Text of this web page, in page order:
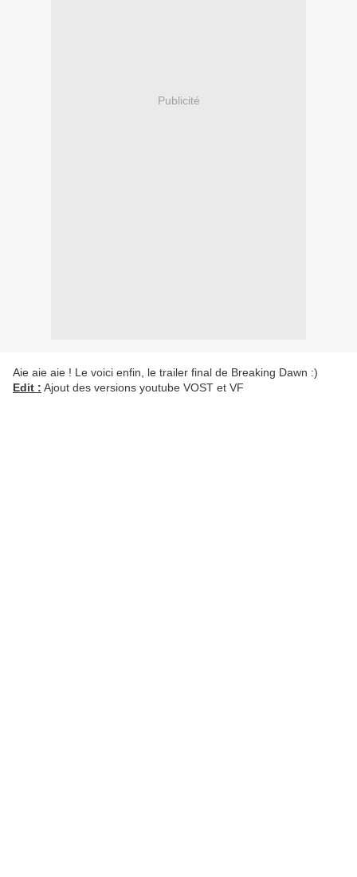
Publicité
Aie aie aie ! Le voici enfin, le trailer final de Breaking Dawn :)
Edit : Ajout des versions youtube VOST et VF